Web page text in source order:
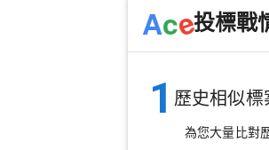
Ace投標戰
1 歷史相似標
為您大量比對